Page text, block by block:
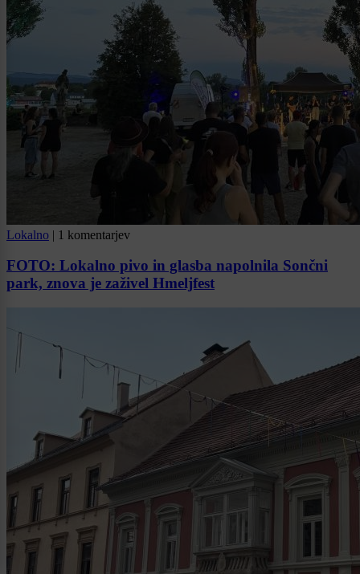
Lokalno | 1 komentarjev
FOTO: Lokalno pivo in glasba napolnila Sončni
park, znova je zaživel Hmeljfest